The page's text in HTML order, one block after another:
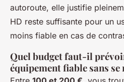
autoroute, elle justifie
HD reste suffisante pour un
moins fiable en cas de
Quel budget faut-il
équipement fiable sans